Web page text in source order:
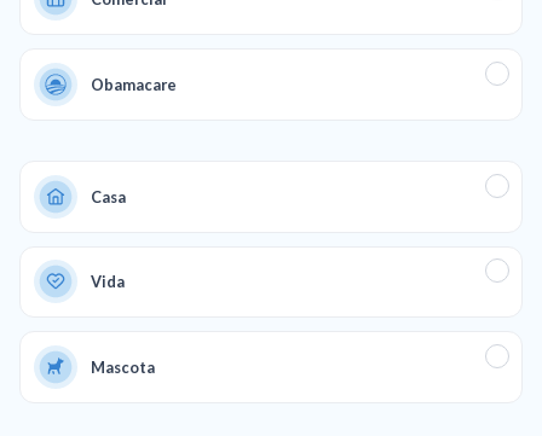
Obamacare
Casa
Vida
Mascota